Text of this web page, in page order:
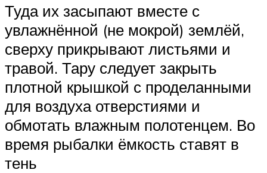
Туда их засыпают вместе с
увлажнённой (не мокрой) землёй,
сверху прикрывают листьями и
травой. Тару следует закрыть
плотной крышкой с проделанными
для воздуха отверстиями и
обмотать влажным полотенцем. Во
время рыбалки ёмкость ставят в
тень